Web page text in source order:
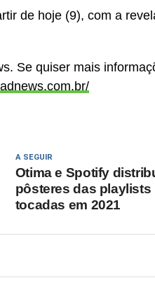
de hoje (9), com a
Se quiser mais
A SEGUIR
Otima e Spotify
pôsteres das playlists
tocadas em 2021